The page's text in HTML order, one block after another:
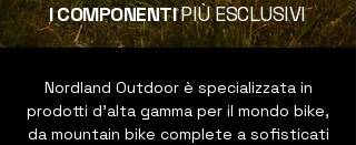
I COMPONENTIPIÙ ESCLUSIVI
Nordland Outdoor è specializzata in
prodotti d'alta gamma per il mondo bike,
da mountain bike complete a sofisticati